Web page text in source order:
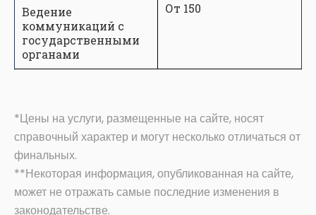
Ведение
коммуникаций с
государственными
органами
От 150
*Цены на услуги, размещенные на сайте, носят
справочный характер и могут несколько отличаться от
финальных.
**Некоторая информация, опубликованная на сайте,
может не отражать самые последние изменения в
законодательстве.